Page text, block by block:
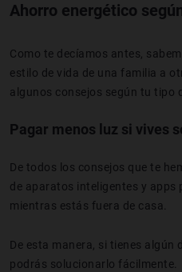
Ahorro energético
Como te decíamos antes,
estilo de vida de una familia a
algunos consejos según tu tipo
Pagar menos luz si vives
De todos los consejos que te
de aparatos inteligentes y
mientras estás fuera de casa.
De esta manera, si tienes algún
podrás solucionarlo fácilmente.